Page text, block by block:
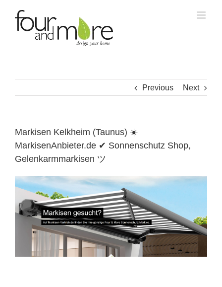
content
Previous Next
Markisen Kelkheim (Taunus) ☀️
MarkisenAnbieter.de ✔ Sonnenschutz Shop,
Gelenkarmmarkisen ツ